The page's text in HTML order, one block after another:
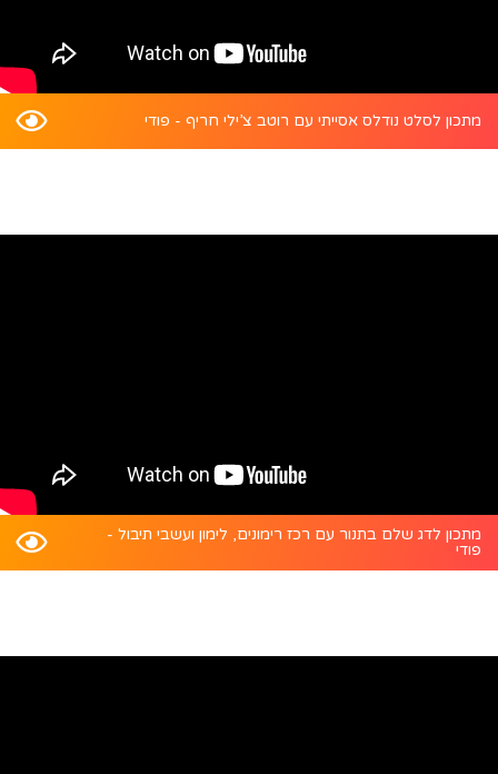
מתכון לסלט נודלס אסייתי עם רוטב צ’ילי חריף - פודי
מתכון לדג שלם בתנור עם רכז רימונים, לימון ועשבי תיבול -
פודי